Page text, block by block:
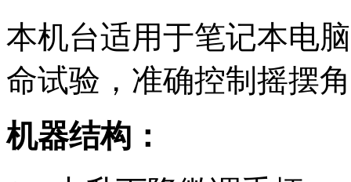
本机台适用于笔记本电
命试验，准确控制摇摆
机器结构：